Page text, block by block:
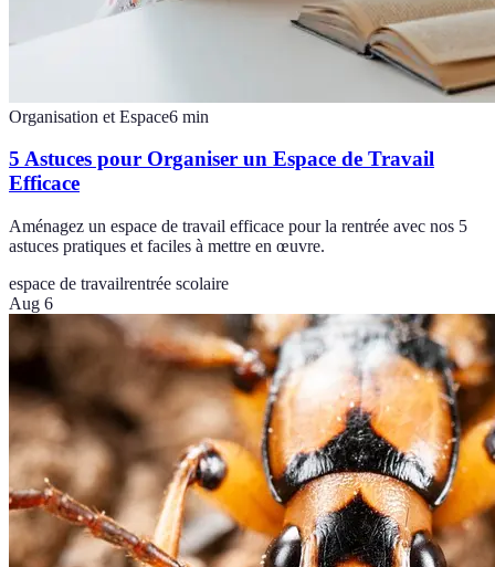
Organisation et Espace6 min
5 Astuces pour Organiser un Espace de Travail
Efficace
Aménagez un espace de travail efficace pour la rentrée avec nos 5
astuces pratiques et faciles à mettre en œuvre.
espace de travailrentrée scolaire
Aug 6